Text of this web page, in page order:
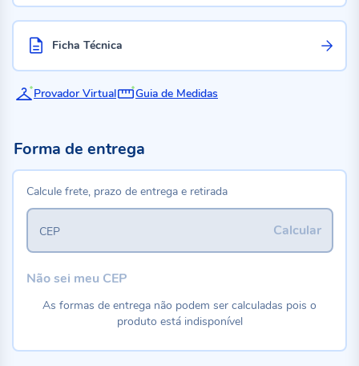
Ficha Técnica
Provador Virtual Guia de Medidas
Forma de entrega
Calcule frete, prazo de entrega e retirada
Calcular
CEP
Não sei meu CEP
As formas de entrega não podem ser calculadas pois o
produto está indisponível